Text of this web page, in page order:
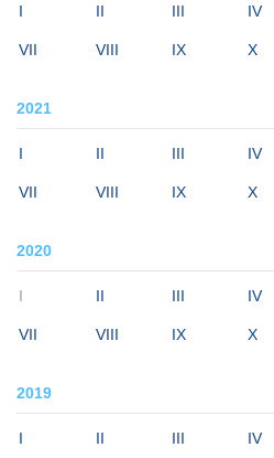
I II III IV
VII VIII IX X
2021
I II III IV
VII VIII IX X
2020
I II III IV
VII VIII IX X
2019
I II III IV